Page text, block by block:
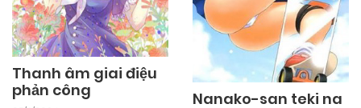
Chapter 20 09/11/2024
Chapter 19 09/11/2024
Thanh âm giai điệu
phản công
Nanako-san teki na